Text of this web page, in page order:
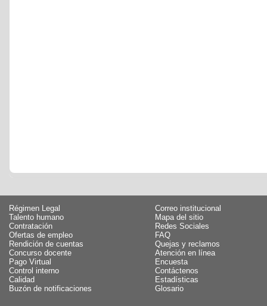
Régimen Legal
Talento humano
Contratación
Ofertas de empleo
Rendición de cuentas
Concurso docente
Pago Virtual
Control interno
Calidad
Buzón de notificaciones
Correo institucional
Mapa del sitio
Redes Sociales
FAQ
Quejas y reclamos
Atención en línea
Encuesta
Contáctenos
Estadísticas
Glosario